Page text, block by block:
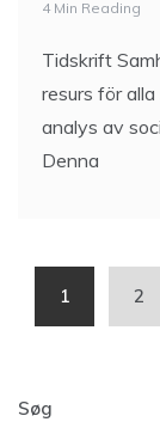
4 Min Reading
Tidskrift
resurs för
analys av
Denna
1 2
Søg